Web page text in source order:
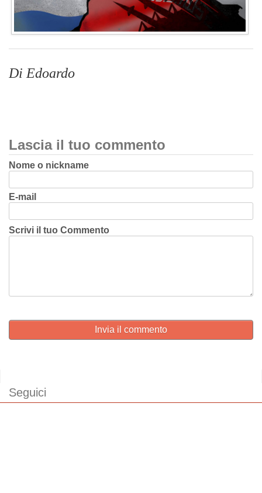
Di Edoardo
Lascia il tuo commento
Nome o nickname
E-mail
Scrivi il tuo Commento
Invia il commento
Seguici